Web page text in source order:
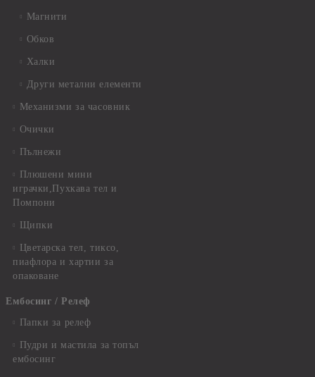
Магнити
Обков
Халки
Други метални елементи
Механизми за часовник
Очички
Пълнежи
Плюшени мини
играчки,Пухкава тел и
Помпони
Щипки
Цветарска тел, тиксо,
пиафлора и хартии за
опаковане
Ембосинг / Релеф
Папки за релеф
Пудри и мастила за топъл
ембосинг